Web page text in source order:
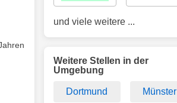
und viele weitere ...
Weitere Stellen in der
Umgebung
Dortmund Münster